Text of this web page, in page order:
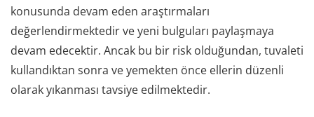
konusunda devam eden araştırmaları
değerlendirmektedir ve yeni bulguları paylaşmaya
devam edecektir. Ancak bu bir risk olduğundan, tuvaleti
kullandıktan sonra ve yemekten önce ellerin düzenli
olarak yıkanması tavsiye edilmektedir.